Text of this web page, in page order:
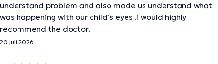
understand problem and also made us understand what
was happening with our child’s eyes .i would highly
recommend the doctor.
20 juli 2026